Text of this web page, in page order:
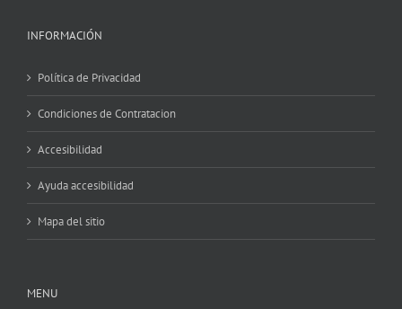
INFORMACIÓN
Política de Privacidad
Condiciones de Contratacion
Accesibilidad
Ayuda accesibilidad
Mapa del sitio
MENU